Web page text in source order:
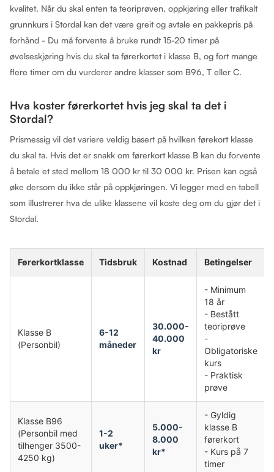
kvalitet. Når du skal enten ta teoriprøven, oppkjøring eller trafikalt
grunnkurs i Stordal kan det være greit og avtale en pakkepris på
forhånd - Du må forvente å bruke rundt 15-20 timer på
øvelseskjøring hvis du skal ta førerkortet i klasse B, og fort mange
flere timer om du vurderer andre klasser som B96, T eller C.
Hva koster førerkortet hvis jeg skal ta det i
Stordal?
Prismessig vil det variere veldig basert på hvilken førekort klasse
du skal ta. Hvis det er snakk om førerkort klasse B kan du forvente
å betale et sted mellom 18 000 kr til 30 000 kr. Prisen kan også
øke dersom du ikke står på oppkjøringen. Vi legger med en tabell
som illustrerer hva de ulike klassene vil koste deg om du gjør det i
Stordal.
Førerkortklasse Tidsbruk Kostnad Betingelser
Klasse B
(Personbil)
6-12
måneder
30.000-
40.000
kr
- Minimum
18 år
- Bestått
teoriprøve
-
Obligatoriske
kurs
- Praktisk
prøve
Klasse B96
(Personbil med
tilhenger 3500-
4250 kg)
1-2
uker*
5.000-
8.000
kr*
- Gyldig
klasse B
førerkort
- Kurs på 7
timer